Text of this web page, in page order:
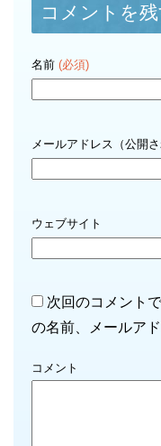
コメントを残
名前 (必須)
メールアドレス（公開
ウェブサイト
次回のコメント
の名前、メールア
コメント